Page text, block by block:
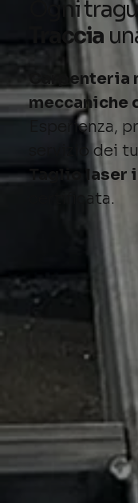
Ogni
Traccia
meccaniche
Esperienza,
servizio dei
Taglio laser
certificata.